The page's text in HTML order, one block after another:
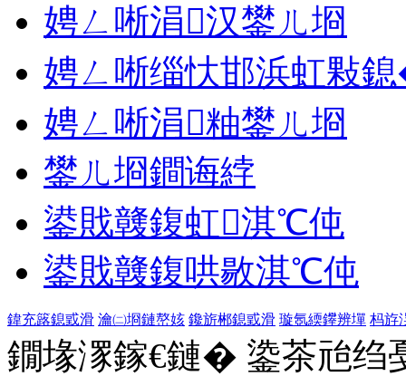
娉ㄥ唽涓汉鐢ㄦ埛
娉ㄥ唽缁忕邯浜虹敤
娉ㄥ唽涓粙鐢ㄦ埛
鐢ㄦ埛鐧诲綍
鍙戝竷鍑虹淇℃伅
鍙戝竷鍑哄敭淇℃伅
鍏充簬鎴戜滑 瀹㈡埛鏈嶅姟 鑱旂郴鎴戜滑 璇氬緛鑻辨墠 杩斿
鐗堟潈鎵€鏈� 鍌茶兘绉